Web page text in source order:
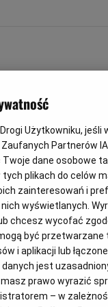
Pokaż hasło
Użytkowniku,
Zaufanych Partnerów
dane osobowe
plikach do celów
zainteresowań i
wyświetlanych.
chcesz wycofać
być
i aplikacji lub
jest
prawo wyrazić
– w